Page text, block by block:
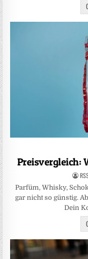
Preisvergleich:
Parfüm, Whisky,
gar nicht so günstig.
Dein